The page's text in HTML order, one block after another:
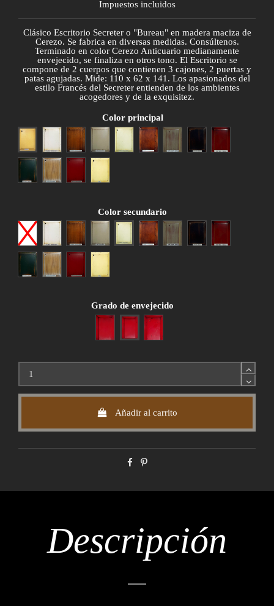
Impuestos incluidos
Clásico Escritorio Secreter o "Bureau" en madera maciza de
Cerezo. Se fabrica en diversas medidas. Consúltenos.
Terminado en color Cerezo Anticuario medianamente
envejecido, se finaliza en otros tono. El Escritorio se
compone de 2 cuerpos que contienen 3 cajones, 2 puertas y
patas agujadas. Mide: 110 x 62 x 141. Los apasionados del
estilo Francés del Secreter entienden de los ambientes
acogedores y de la exquisitez.
Color principal
Blanco Cerezo anticuario
Gris patinado
Hueso Nogal anticuario
Patina grisPatina negra
Patina verdeRoble patinado
Color secundario
NingunoBlanco Cerezo anticuario
Gris patinado
Hueso Nogal anticuario
Patina grisPatina negra
Patina verdeRoble patinado
Grado de envejecido
Poco envejecidoMedio envejecido
Muy envejecido
Añadir al carrito
Descripción